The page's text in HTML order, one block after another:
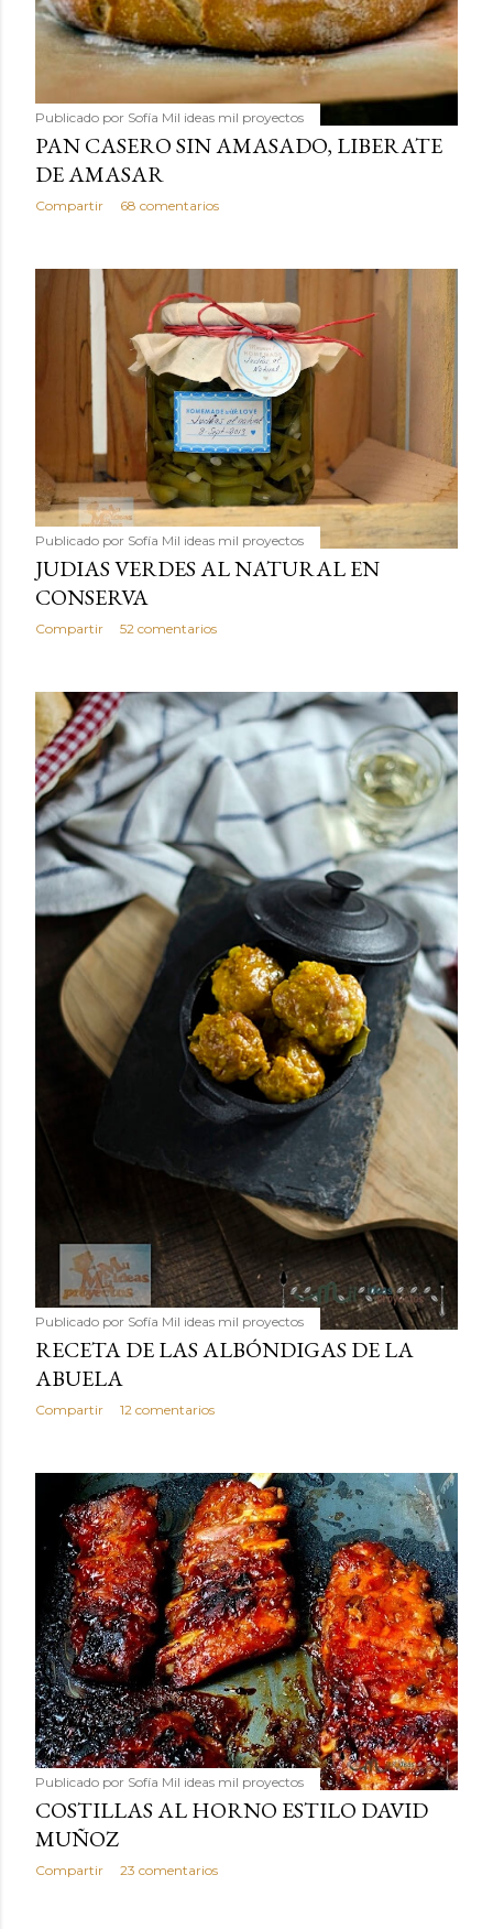
Publicado por Sofía Mil ideas mil proyectos
PAN CASERO SIN AMASADO, LIBERATE
DE AMASAR
Compartir 68 comentarios
Publicado por Sofía Mil ideas mil proyectos
JUDIAS VERDES AL NATURAL EN
CONSERVA
Compartir 52 comentarios
Publicado por Sofía Mil ideas mil proyectos
RECETA DE LAS ALBÓNDIGAS DE LA
ABUELA
Compartir 12 comentarios
Publicado por Sofía Mil ideas mil proyectos
COSTILLAS AL HORNO ESTILO DAVID
MUÑOZ
Compartir 23 comentarios